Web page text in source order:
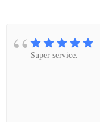
Super service.